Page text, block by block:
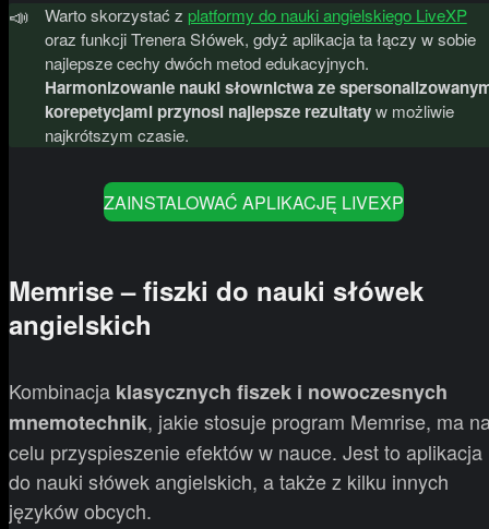
📣 Warto skorzystać z platformy do nauki angielskiego LiveXP
oraz funkcji Trenera Słówek, gdyż aplikacja ta łączy w sobie
najlepsze cechy dwóch metod edukacyjnych.
Harmonizowanie nauki słownictwa ze
korepetycjami przynosi najlepsze rezultatyw możliwie
najkrótszym czasie.
ZAINSTALOWAĆ APLIKACJĘ LIVEXP
Memrise – fiszki do nauki słówek
angielskich
Kombinacja klasycznych fiszek i nowoczesnych
mnemotechnik, jakie stosuje program Memrise, ma
celu przyspieszenie efektów w nauce. Jest to aplikacja
do nauki słówek angielskich, a także z kilku innych
języków obcych.